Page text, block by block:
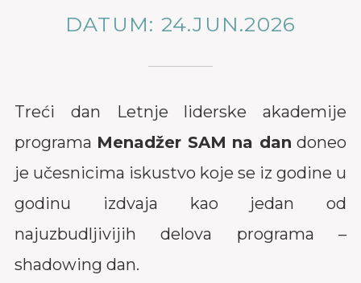
DATUM: 24.JUN.2026
Treći dan Letnje liderske akademije
programa Menadžer SAM na dan doneo
je učesnicima iskustvo koje se iz godine u
godinu izdvaja kao jedan od
najuzbudljivijih delova programa –
shadowing dan.